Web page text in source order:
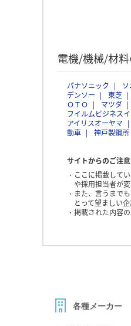
電機/機械/材
パナソニック
デンソー
東芝
ＯＴＯ
マツダ
フイルムビジネス
アイリスオーヤマ
動車
神戸製鋼所
サイトからのご注意
ここに掲載して
や採用担当者が
また、言うまで
とって望ましい
掲載された内容
各種メーカー